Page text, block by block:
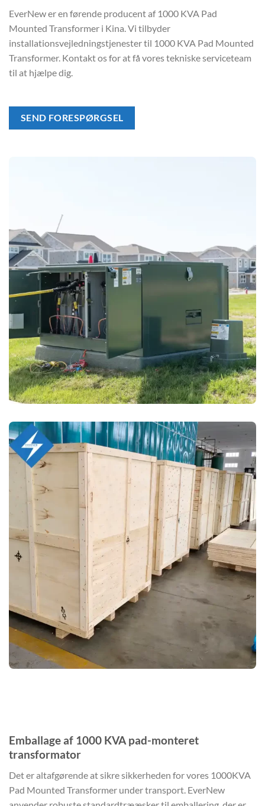
EverNew er en førende producent af 1000 KVA Pad
Mounted Transformer i Kina. Vi tilbyder
installationsvejledningstjenester til 1000 KVA Pad Mounted
Transformer. Kontakt os for at få vores tekniske serviceteam
til at hjælpe dig.
SEND FORESPØRGSEL
Emballage af 1000 KVA pad-monteret
transformator
Det er altafgørende at sikre sikkerheden for vores 1000KVA
Pad Mounted Transformer under transport. EverNew